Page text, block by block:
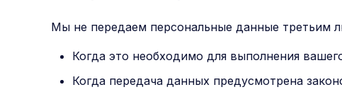
Мы не передаем персональные данные третьим
Когда это необходимо для выполнения
Когда передача данных предусмотрена